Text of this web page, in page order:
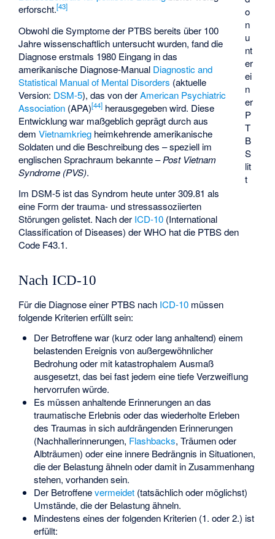
o
n
u
nt
er
ei
n
er
P
T
B
S
lit
t
erforscht.[43]
Obwohl die Symptome der PTBS bereits über 100
Jahre wissenschaftlich untersucht wurden, fand die
Diagnose erstmals 1980 Eingang in das
amerikanische Diagnose-Manual Diagnostic and
Statistical Manual of Mental Disorders (aktuelle
Version: DSM-5), das von derAmerican Psychiatric
Association (APA)[44] herausgegeben wird. Diese
Entwicklung war maßgeblich geprägt durch aus
demVietnamkrieg heimkehrende amerikanische
Soldaten und die Beschreibung des – speziell im
englischen Sprachraum bekannte –Post Vietnam
Syndrome (PVS).
Im DSM-5 ist das Syndrom heute unter 309.81 als
eine Form der trauma- und stressassoziierten
Störungen gelistet. Nach der ICD-10 (International
Classification of Diseases) der WHO hat die PTBS den
Code F43.1.
Nach ICD-10
Für die Diagnose einer PTBS nach ICD-10 müssen
folgende Kriterien erfüllt sein:
Der Betroffene war (kurz oder lang anhaltend) einem
belastenden Ereignis von außergewöhnlicher
Bedrohung oder mit katastrophalem Ausmaß
ausgesetzt, das bei fast jedem eine tiefe Verzweiflung
hervorrufen würde.
Es müssen anhaltende Erinnerungen an das
traumatische Erlebnis oder das wiederholte Erleben
des Traumas in sich aufdrängenden Erinnerungen
(Nachhallerinnerungen, Flashbacks, Träumen oder
Albträumen) oder eine innere Bedrängnis in Situationen,
die der Belastung ähneln oder damit in Zusammenhang
stehen, vorhanden sein.
Der Betroffenevermeidet(tatsächlich oder möglichst)
Umstände, die der Belastung ähneln.
Mindestens eines der folgenden Kriterien (1. oder 2.) ist
erfüllt: